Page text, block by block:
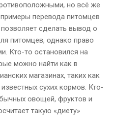
но всё же
перевода питомцев
сделать вывод о
питомцев, однако право
Кто-то остановился на
можно найти как в
магазинах, таких как
сухих кормов. Кто-
овощей, фруктов и
такую «диету»